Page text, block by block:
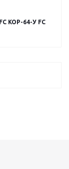
КОР-64-У FC